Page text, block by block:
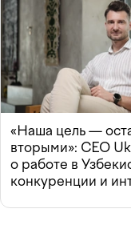
«Наша цель —
вторыми»: CEO
о работе в
конкуренции и